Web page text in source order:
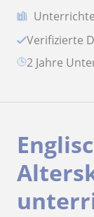
Verifizierte
2 Jahre